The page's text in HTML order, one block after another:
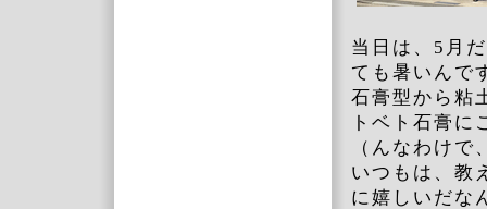
当日は、5月
ても暑いんで
石膏型から粘
トベト石膏
（んなわけ
いつもは、教
に嬉しいだな